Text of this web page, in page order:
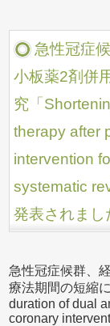
急性冠症
小板薬2剤併
究「
therapy after
intervention
systematic
発表されまし
急性冠症候群、
療法期間の短縮
duration of dual
coronary